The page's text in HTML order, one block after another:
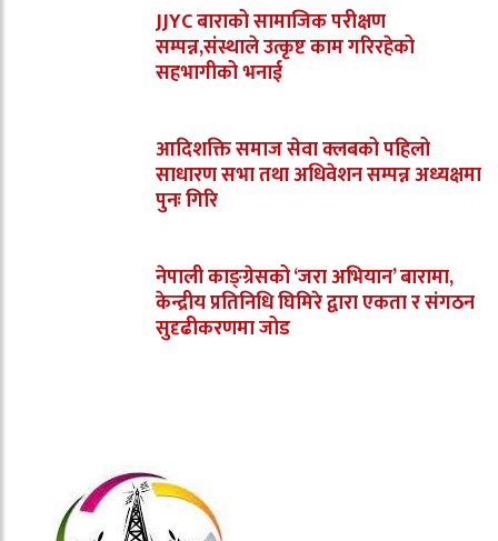
JJYC बाराको सामाजिक परीक्षण
सम्पन्न,संस्थाले उत्कृष्ट काम गरिरहेको
सहभागीको भनाई
आदिशक्ति समाज सेवा क्लबको पहिलो
साधारण सभा तथा अधिवेशन सम्पन्न अध्यक्षमा
पुनः गिरि
नेपाली काङ्ग्रेसको ‘जरा अभियान’ बारामा,
केन्द्रीय प्रतिनिधि घिमिरे द्वारा एकता र संगठन
सुदृढीकरणमा जोड